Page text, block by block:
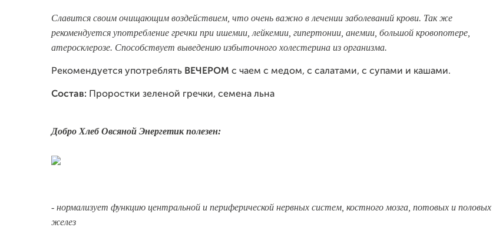
Славится своим очищающим воздействием, что очень важно в лечении заболеваний крови. Так же
рекомендуется употребление гречки при ишемии, лейкемии, гипертонии, анемии, большой кровопотере,
атеросклерозе. Способствует выведению избыточного холестерина из организма.
Рекомендуется употреблять ВЕЧЕРОМ с чаем с медом, с салатами, с супами и кашами.
Состав: Проростки зеленой гречки, семена льна
Добро Хлеб Овсяной Энергетик полезен:
- нормализует функцию центральной и периферической нервных систем, костного мозга, потовых и половых
желез